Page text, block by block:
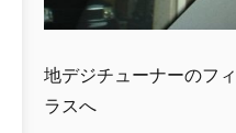
地デジチューナーのフ
ラスへ